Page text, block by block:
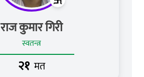
राज कुमार गिरी
स्वतन्त्र
२१ मत